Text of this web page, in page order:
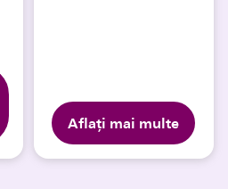
Aflați mai multe